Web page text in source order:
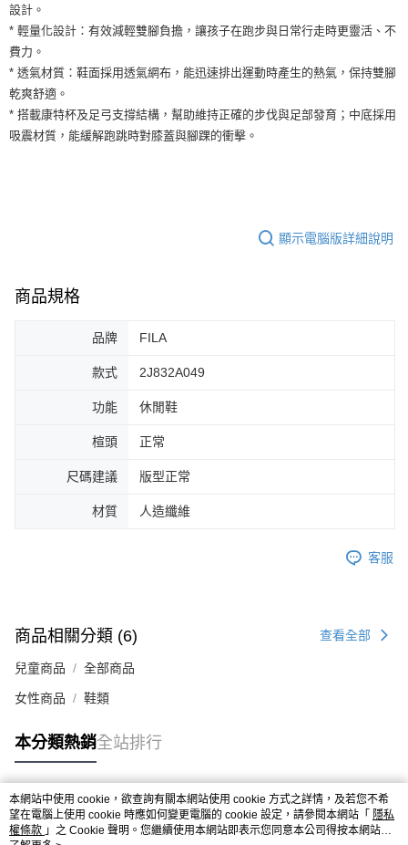
２．便利：只要手機號碼，簡訊認證，即可結帳。
３．安心：先確認商品／服務後，再付款。
【「AFTEE先享後付」結帳流程】
１．於結帳方式選擇「AFTEE先享後付」後，將跳轉至「AFTEE先享後付」
結帳頁面，進行簡訊認證並確認金額後，即可完成結帳。
２．訂單成立數日內，您將收到繳費通知簡訊。
３．收到繳費通知簡訊後14天內，點擊此簡訊中的連結，可透過四大超商／
是否繳費成功／繳費後需取消欲退款等相關疑問，請聯繫「AFTEE先享後付
https://netprotections.freshdesk.com/support/home
１．透過由恩沛科技股份有限公司提供之「AFTEE先享後付」服務完成之交
權轉讓予恩沛科技股份有限公司。
２．關於個人資料處理事宜，請瀏覽以下網址：
３．未成年的使用者請事先徵得法定代理人或監護人之同意方可使用
時審查核予不同之上限額度；若仍有額度不足之情形，本公司將視審查結果
５．嚴禁一人註冊多個帳號或使用他人資訊註冊。若發現惡意使用之情形，
運送方式
全家取貨付款
每筆NT$60，滿NT$1,500(含以上)免運費
付款後全家取貨
每筆NT$60，滿NT$1,500(含以上)免運費
每筆NT$100，滿NT$1,500(含以上)免運費
設計。
* 輕量化設計：有效減輕雙腳負擔，讓孩子在跑步與日常行走時更靈活、不
費力。
* 透氣材質：鞋面採用透氣網布，能迅速排出運動時產生的熱氣，保持雙腳
乾爽舒適。
* 搭載康特杯及足弓支撐結構，幫助維持正確的步伐與足部發育；中底採用
吸震材質，能緩解跑跳時對膝蓋與腳踝的衝擊。
顯示電腦版詳細說明
商品規格
品牌 FILA
款式 2J832A049
功能 休閒鞋
楦頭 正常
尺碼建議 版型正常
材質 人造纖維
客服
商品相關分類 (6) 查看全部
兒童商品 全部商品
女性商品 鞋類
本分類熱銷全站排行
熱門標籤
本網站中使用 cookie，欲查詢有關本網站使用 cookie 方式之詳情，及若您不希
望在電腦上使用 cookie 時應如何變更電腦的 cookie 設定，請參閱本網站「 隱私
權條款 」之 Cookie 聲明。您繼續使用本網站即表示您同意本公司得按本網站使